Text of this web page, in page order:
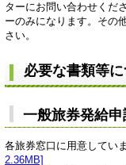
ターにお問い合わせくだ
ーのみになります。その
さい。
必要な書類等
一般旅券発給
各旅券窓口に用意していま
2.36MB]